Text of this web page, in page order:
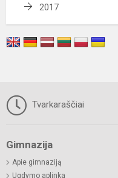
2017
Tvarkaraščiai
Gimnazija
Apie gimnaziją
Ugdymo aplinka